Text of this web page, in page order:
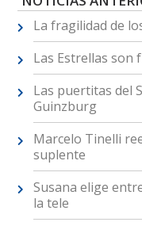
La fragilidad de
Las Estrellas son
Las puertitas del
Guinzburg
Marcelo Tinelli
suplente
Susana elige
la tele